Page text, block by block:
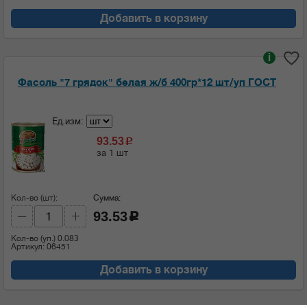
Добавить в корзину
Фасоль "7 грядок" белая ж/б 400гр*12 шт/уп ГОСТ
i
Ед.изм:
93.53 c
за 1 шт
Кол-во (шт):
Кол-во (уп.) 0.083
Артикул: 06451
Сумма:
93.53 c
Добавить в корзину